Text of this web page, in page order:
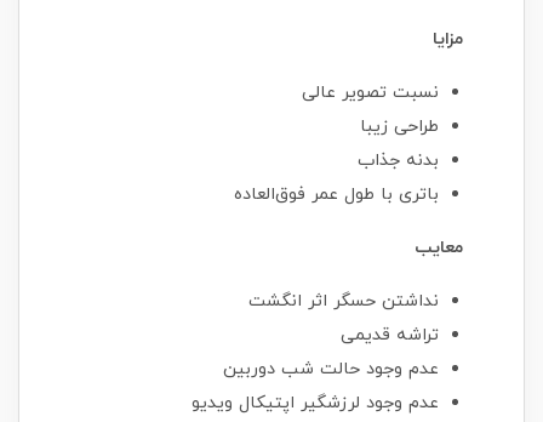
مزایا
نسبت تصویر عالی
طراحی زیبا
بدنه جذاب
باتری با طول عمر فوق‌العاده
معایب
نداشتن حسگر اثر انگشت
تراشه قدیمی
عدم وجود حالت شب دوربین
عدم وجود لرزشگیر اپتیکال ویدیو